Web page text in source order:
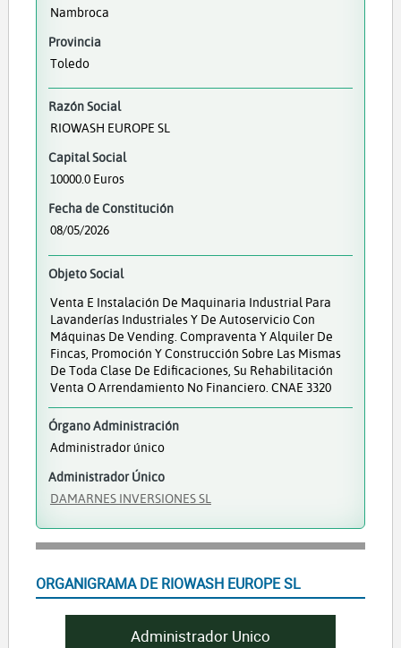
Nambroca
Provincia
Toledo
Razón Social
RIOWASH EUROPE SL
Capital Social
10000.0 Euros
Fecha de Constitución
08/05/2026
Objeto Social
Venta E Instalación De Maquinaria Industrial Para
Lavanderías Industriales Y De Autoservicio Con
Máquinas De Vending. Compraventa Y Alquiler De
Fincas, Promoción Y Construcción Sobre Las Mismas
De Toda Clase De Edificaciones, Su Rehabilitación
Venta O Arrendamiento No Financiero. CNAE 3320
Órgano Administración
Administrador único
Administrador Único
DAMARNES INVERSIONES SL
ORGANIGRAMA DE RIOWASH EUROPE SL
Administrador Unico